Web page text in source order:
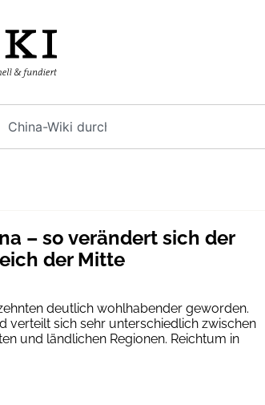
– so verändert sich der
der Mitte
deutlich wohlhabender geworden.
verteilt sich sehr unterschiedlich zwischen
und ländlichen Regionen. Reichtum in